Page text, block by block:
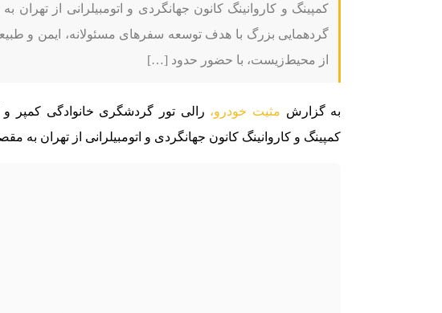
کمپینگ و کاروانینگ کانون جهانگردی و اتومبیلرانی از تهران
گردهمایی بزرگ با هدف توسعه سفرهای مسئولانه، ایمن و
از محیط‌زیست، با حضور حدود […]
به گزارش مثیت خودرو، رالی تور گردشگری خانوادگی کمپر
کمپینگ و کاروانینگ کانون جهانگردی و اتومبیلرانی از تهران به